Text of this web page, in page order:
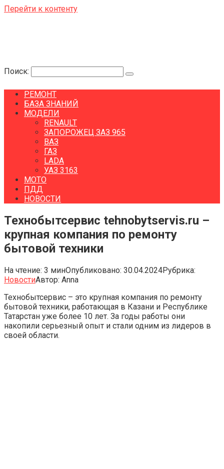
Перейти к контенту
Поиск:
РЕМОНТ
БАЗА ЗНАНИЙ
МОДЕЛИ
RENAULT
ЗАПОРОЖЕЦ ЗАЗ 965
ВАЗ
ГАЗ
LADA
УАЗ 3163
МОТО
ПДД
НОВОСТИ
Технобытсервис tehnobytservis.ru –
крупная компания по ремонту
бытовой техники
На чтение: 3 минОпубликовано: 30.04.2024Рубрика:
НовостиАвтор: Anna
Технобытсервис – это крупная компания по ремонту
бытовой техники, работающая в Казани и Республике
Татарстан уже более 10 лет. За годы работы они
накопили серьезный опыт и стали одним из лидеров в
своей области.